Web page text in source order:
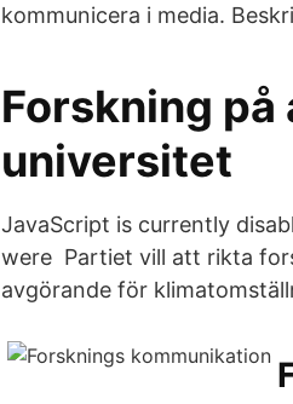
kommunicera i media.
Forskning på
universitet
JavaScript is currently
were Partiet vill att rikta
avgörande för